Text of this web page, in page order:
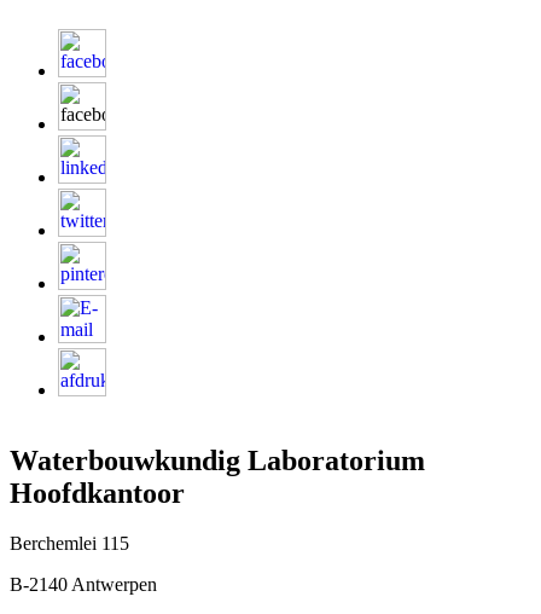
Waterbouwkundig Laboratorium
Hoofdkantoor
Berchemlei 115
B-2140 Antwerpen